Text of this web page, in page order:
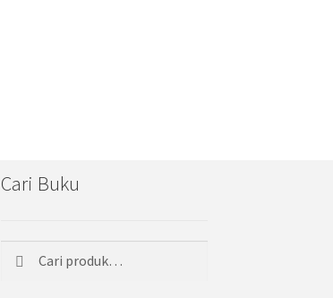
Cari Buku
Pencarian